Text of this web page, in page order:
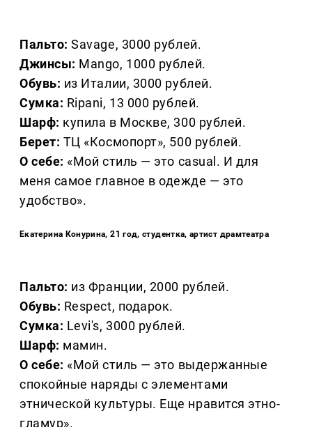
Пальто:Savage, 3000 рублей.
Джинсы: Mango, 1000 рублей.
Обувь: из Италии, 3000 рублей.
Сумка: Ripani, 13 000 рублей.
Шарф: купила в Москве, 300 рублей.
Берет: ТЦ «Космопорт», 500 рублей.
О себе: «Мой стиль — это casual. И для
меня самое главное в одежде — это
удобство».
Екатерина Конурина, 21 год, студентка, артист драмтеатра
Пальто: из Франции, 2000 рублей.
Обувь: Respect, подарок.
Сумка: Levi's, 3000 рублей.
Шарф: мамин.
О себе: «Мой стиль — это выдержанные
спокойные наряды с элементами
этнической культуры. Еще нравится этно-
гламур».